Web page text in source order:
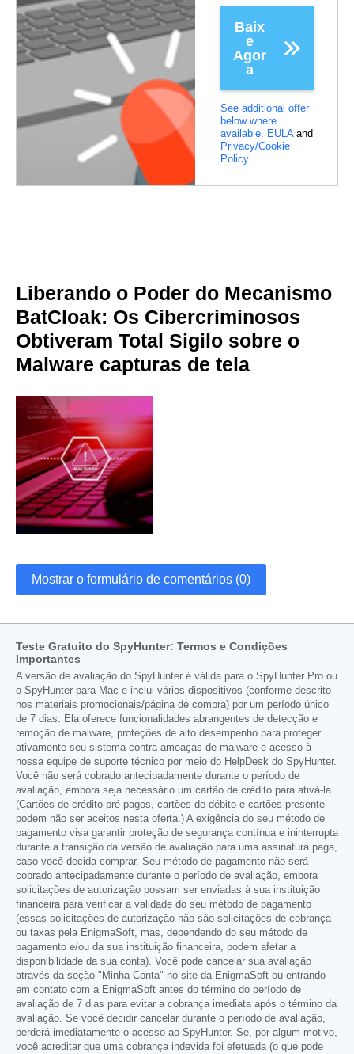
Baix
e
Agor
a
See additional offer
below where
available. EULAand
Privacy/Cookie
Policy.
Liberando o Poder do Mecanismo
BatCloak: Os Cibercriminosos
Obtiveram Total Sigilo sobre o
Malware capturas de tela
Mostrar o formulário de comentários (0)
Teste Gratuito do SpyHunter: Termos e Condições
Importantes
A versão de avaliação do SpyHunter é válida para o SpyHunter Pro ou
o SpyHunter para Mac e inclui vários dispositivos (conforme descrito
nos materiais promocionais/página de compra) por um período único
de 7 dias. Ela oferece funcionalidades abrangentes de detecção e
remoção de malware, proteções de alto desempenho para proteger
ativamente seu sistema contra ameaças de malware e acesso à
nossa equipe de suporte técnico por meio do HelpDesk do SpyHunter.
Você não será cobrado antecipadamente durante o período de
avaliação, embora seja necessário um cartão de crédito para ativá-la.
(Cartões de crédito pré-pagos, cartões de débito e cartões-presente
podem não ser aceitos nesta oferta.) A exigência do seu método de
pagamento visa garantir proteção de segurança contínua e ininterrupta
durante a transição da versão de avaliação para uma assinatura paga,
caso você decida comprar. Seu método de pagamento não será
cobrado antecipadamente durante o período de avaliação, embora
solicitações de autorização possam ser enviadas à sua instituição
financeira para verificar a validade do seu método de pagamento
(essas solicitações de autorização não são solicitações de cobrança
ou taxas pela EnigmaSoft, mas, dependendo do seu método de
pagamento e/ou da sua instituição financeira, podem afetar a
disponibilidade da sua conta). Você pode cancelar sua avaliação
através da seção "Minha Conta" no site da EnigmaSoft ou entrando
em contato com a EnigmaSoft antes do término do período de
avaliação de 7 dias para evitar a cobrança imediata após o término da
avaliação. Se você decidir cancelar durante o período de avaliação,
perderá imediatamente o acesso ao SpyHunter. Se, por algum motivo,
você acreditar que uma cobrança indevida foi efetuada (o que pode